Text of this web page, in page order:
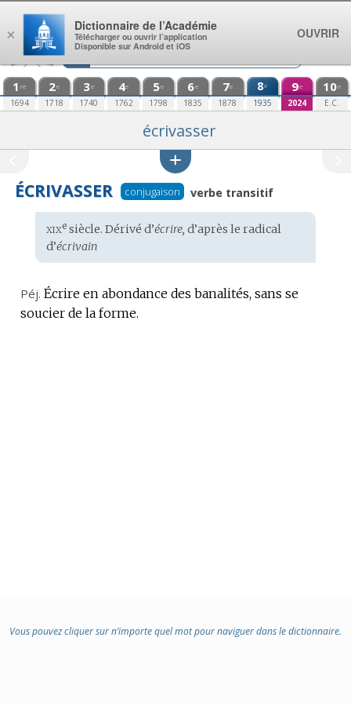
Aller au contenu
1 re
1694
2e
1718
3e
1740
4e
1762
5e
1798
6e
1835
7e
1878
8e
1935
9e
2024
10e
E.C.
écrivasser
ÉCRIVASSER conjugaison verbe transitif
Étymologie
:
xixesiècle. Dérivé d’écrire, d’après le radical
d’écrivain
Péj. Écrire en abondance des banalités, sans se
soucier de la forme.
Vous pouvez cliquer sur n’importe quel mot pour naviguer dans le dictionnaire.
×
Dictionnaire de l’Académie
Télécharger ou ouvrir l’application
Disponible sur Android et iOS
OUVRIR